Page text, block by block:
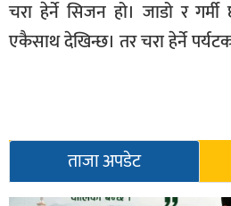
चरा हेर्ने सिजन हो। जाडो र
एकैसाथ देखिन्छ। तर चरा हेर्ने
ताजा अपडेट